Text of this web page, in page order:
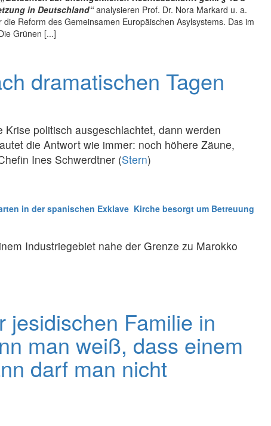
in Deutschland“analysieren Prof. Dr. Nora Markard u. a.
Reform des Gemeinsamen Europäischen Asylsystems. Das im
Grünen [...]
dramatischen Tagen
Krise politisch ausgeschlachtet, dann werden
die Antwort wie immer: noch höhere Zäune,
Ines Schwerdtner (Stern)
in der spanischen Exklave Kirche besorgt um Betreuung
Industriegebiet nahe der Grenze zu Marokko
jesidischen Familie in
man weiß, dass einem
darf man nicht